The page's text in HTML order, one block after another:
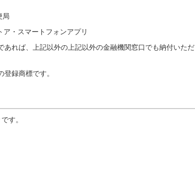
局
ア・スマートフォンアプリ
あれば、上記以外の上記以外の金融機関窓口でも納付いただ
登録商標です。
す。